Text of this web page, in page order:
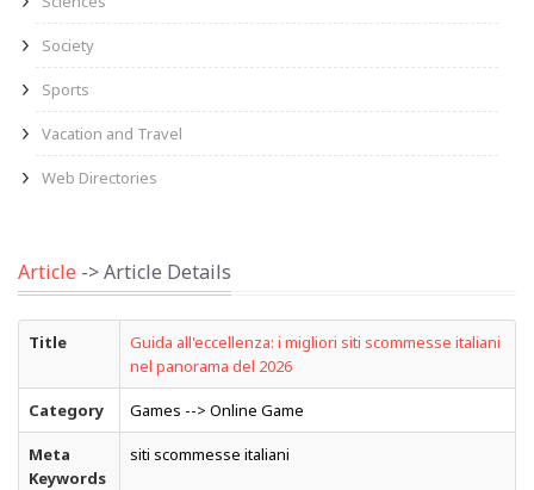
Society
Sports
Vacation and Travel
Web Directories
Article -> Article Details
Title
Guida all'eccellenza: i migliori siti scommesse italiani
nel panorama del 2026
Category Games --> Online Game
Meta
Keywords
siti scommesse italiani